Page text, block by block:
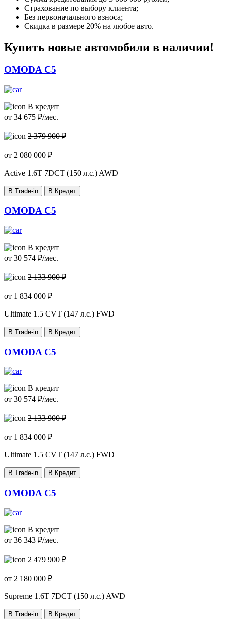
Страхование по выбору клиента;
Без первоначального взноса;
Скидка в размере 20% на любое авто.
Купить новые автомобили в наличии!
OMODA C5
В кредит
от 34 675 ₽/мес.
2 379 900 ₽
от 2 080 000 ₽
Active 1.6T 7DCT (150 л.с.) AWD
В Trade-in В Кредит
OMODA C5
В кредит
от 30 574 ₽/мес.
2 133 900 ₽
от 1 834 000 ₽
Ultimate 1.5 CVT (147 л.с.) FWD
В Trade-in В Кредит
OMODA C5
В кредит
от 30 574 ₽/мес.
2 133 900 ₽
от 1 834 000 ₽
Ultimate 1.5 CVT (147 л.с.) FWD
В Trade-in В Кредит
OMODA C5
В кредит
от 36 343 ₽/мес.
2 479 900 ₽
от 2 180 000 ₽
Supreme 1.6T 7DCT (150 л.с.) AWD
В Trade-in В Кредит